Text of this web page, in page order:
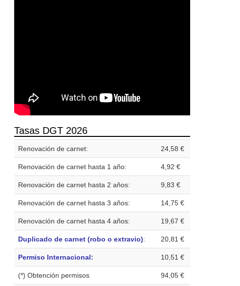
Tasas DGT 2026
Renovación de carnet: 24,58 €
Renovación de carnet hasta 1 año: 4,92 €
Renovación de carnet hasta 2 años: 9,83 €
Renovación de carnet hasta 3 años: 14,75 €
Renovación de carnet hasta 4 años: 19,67 €
Duplicado de carnet (robo o extravio): 20,81 €
Permiso Internacional: 10,51 €
(*) Obtención permisos 94,05 €